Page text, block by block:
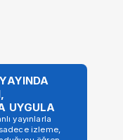
UYGULA
yayınlarla
izleme,